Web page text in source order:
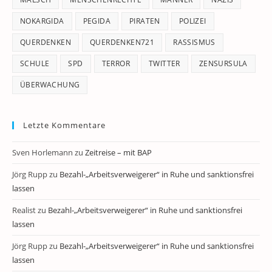
NOKARGIDA PEGIDA PIRATEN POLIZEI
QUERDENKEN QUERDENKEN721 RASSISMUS
SCHULE SPD TERROR TWITTER ZENSURSULA
ÜBERWACHUNG
Letzte Kommentare
Sven Horlemann zu Zeitreise – mit BAP
Jörg Ruppzu Bezahl-„Arbeitsverweigerer“ in Ruhe und sanktionsfrei
lassen
Realistzu Bezahl-„Arbeitsverweigerer“ in Ruhe und sanktionsfrei
lassen
Jörg Ruppzu Bezahl-„Arbeitsverweigerer“ in Ruhe und sanktionsfrei
lassen